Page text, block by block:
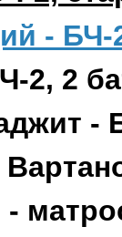
-
2, 2
-